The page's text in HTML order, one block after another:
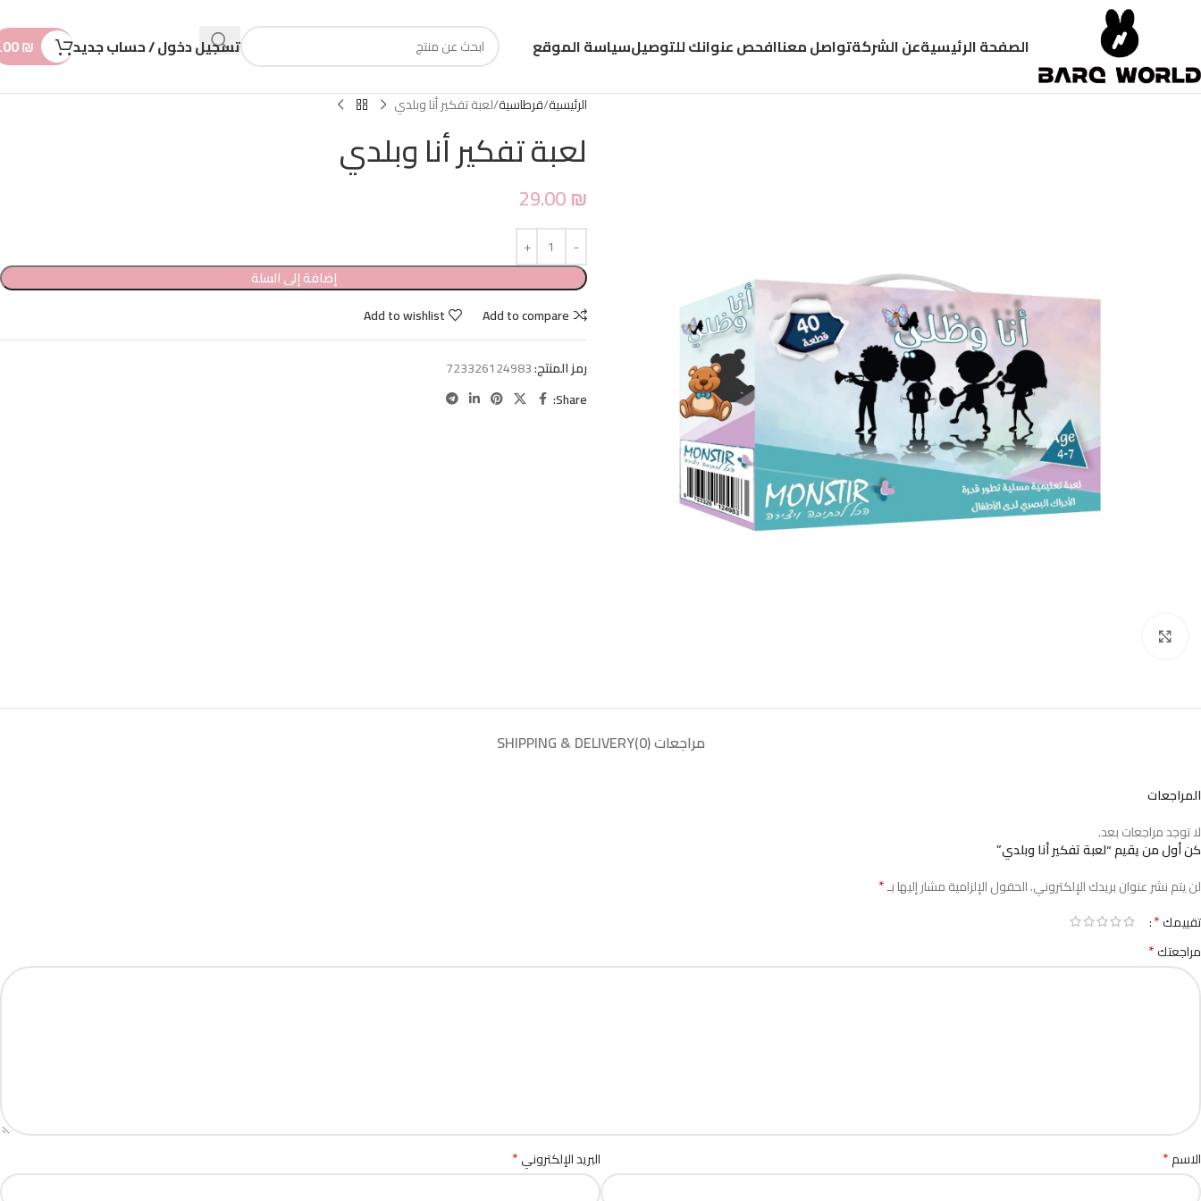
الصفحة الرئيسيةعن الشركةتواصل معناافحص عنوانك للتوصيلسياسة الموقع تسجيل دخول / حساب جديد ₪
الرئيسية قرطاسية لعبة تفكير أنا وبلدي
لعبة تفكير أنا وبلدي
29.00₪
إضافة إلى السلة
Add to compare
Add to wishlist
رمز المنتج:723326124983
Share:
مراجعات (0) SHIPPING & DELIVERY
المراجعات
لا توجد مراجعات بعد.
كن أول من يقيم “لعبة تفكير أنا وبلدي”
لن يتم نشر عنوان بريدك الإلكتروني.الحقول الإلزامية مشار إليها بـ*
تقييمك*
مراجعتك*
الاسم* البريد الإلكتروني*